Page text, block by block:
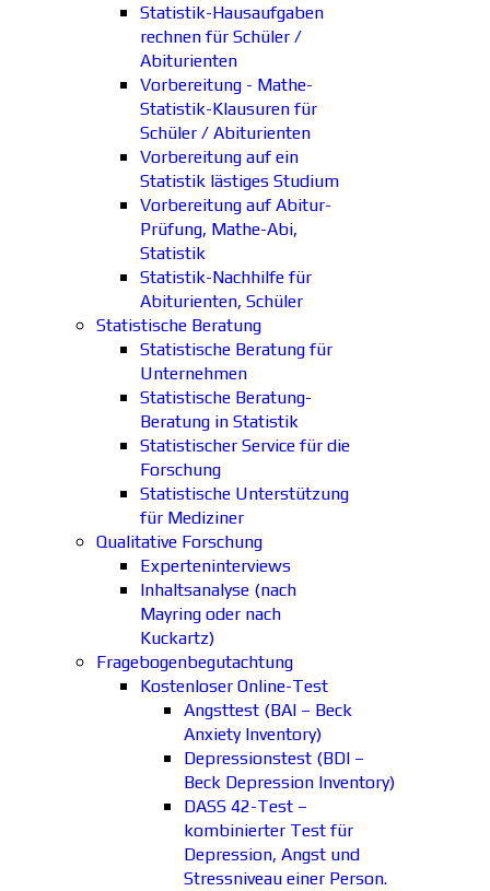
Statistik-Hausaufgaben
rechnen für Schüler /
Abiturienten
Vorbereitung - Mathe-
Statistik-Klausuren für
Schüler / Abiturienten
Vorbereitung auf ein
Statistik lästiges Studium
Vorbereitung auf Abitur-
Prüfung, Mathe-Abi,
Statistik
Statistik-Nachhilfe für
Abiturienten, Schüler
Statistische Beratung
Statistische Beratung für
Unternehmen
Statistische Beratung-
Beratung in Statistik
Statistischer Service für die
Forschung
Statistische Unterstützung
für Mediziner
Qualitative Forschung
Experteninterviews
Inhaltsanalyse (nach
Mayring oder nach
Kuckartz)
Fragebogenbegutachtung
Kostenloser Online-Test
Angsttest (BAI – Beck
Anxiety Inventory)
Depressionstest (BDI –
Beck Depression Inventory)
DASS 42-Test –
kombinierter Test für
Depression, Angst und
Stressniveau einer Person.